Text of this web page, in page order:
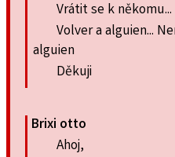
Vrátit se k někomu...
Volver a alguien...
alguien
Děkuji
Brixi otto
Ahoj,